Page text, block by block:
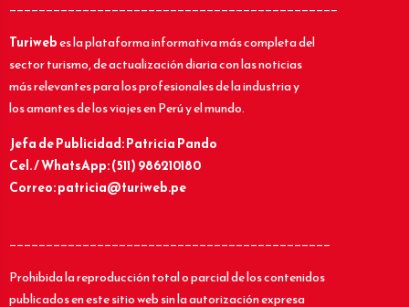
_____________________________________________
Turiwebes la plataforma informativa más completa del
sector turismo, de actualización diaria con las noticias
más relevantes para los profesionales de la industria y
los amantes de los viajes en Perú y el mundo.
Jefa de Publicidad: Patricia Pando
Cel. / WhatsApp: (511) 986210180
Correo: patricia@turiweb.pe
____________________________________________
Prohibida la reproducción total o parcial de los contenidos
publicados en este sitio web sin la autorización expresa